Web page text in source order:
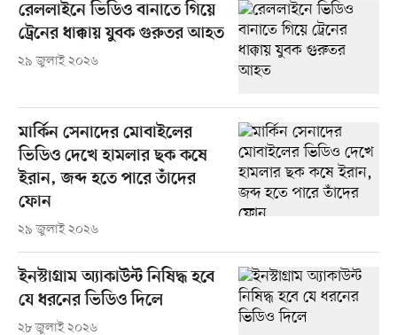
রেললাইনে ভিডিও বানাতে গিয়ে
ট্রেনের ধাক্কায় যুবক গুরুতর আহত
২৯ জুলাই ২০২৬
মার্কিন সেনাদের মোবাইলের
ভিডিও দেখে হামলার ছক কষে
ইরান, জব্দ হতে পারে তাঁদের
ফোন
২৯ জুলাই ২০২৬
ইনস্টাগ্রাম অ্যাকাউন্ট নিষিদ্ধ হবে
যে ধরনের ভিডিও দিলে
২৮ জুলাই ২০২৬